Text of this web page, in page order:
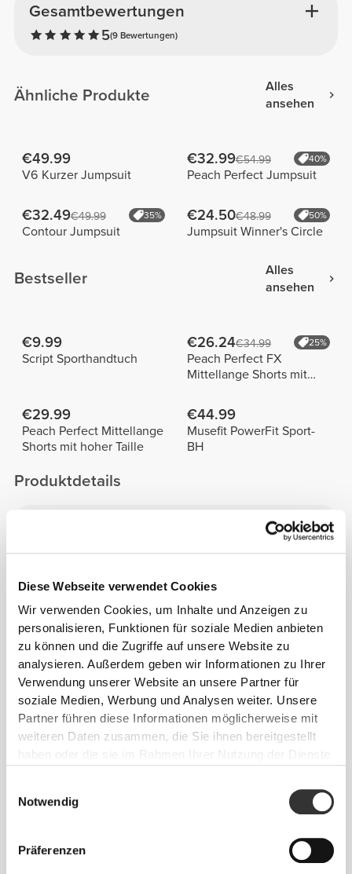
Diese Webseite verwendet Cookies
Wir verwenden Cookies, um Inhalte und Anzeigen zu
personalisieren, Funktionen für soziale Medien anbieten
zu können und die Zugriffe auf unsere Website zu
analysieren. Außerdem geben wir Informationen zu Ihrer
Verwendung unserer Website an unsere Partner für
soziale Medien, Werbung und Analysen weiter. Unsere
Partner führen diese Informationen möglicherweise mit
weiteren Daten zusammen, die Sie ihnen bereitgestellt
haben oder die sie im Rahmen Ihrer Nutzung der Dienste
Notwendig
Präferenzen
Gesamtbewertungen
5(9 Bewertungen)
Ähnliche Produkte
Alles
ansehen
€49.99
V6 Kurzer Jumpsuit
€32.99€54.99 40%
Peach Perfect Jumpsuit
€32.49€49.99 35%
Contour Jumpsuit
€24.50€48.99 50%
Jumpsuit Winner's Circle
Bestseller
Alles
ansehen
€9.99
Script Sporthandtuch
€26.24€34.99 25%
Peach Perfect FX
Mittellange Shorts mit
€29.99
Peach Perfect Mittellange
Shorts mit hoher Taille
€44.99
Musefit PowerFit Sport-
BH
Produktdetails
MIT NRGVERBESSERT
Das gleiche Design, an das du gewöhnt bist, aber
verbessert mit unserer NRG-Technologie, die deine
Muskeln stärkt, die Durchblutung verbessert,
Müdigkeit lindert und hart daran arbeitet, dich zu
besseren Leistungen zu bringen.
ENTWICKELT, UM
SICH ZU